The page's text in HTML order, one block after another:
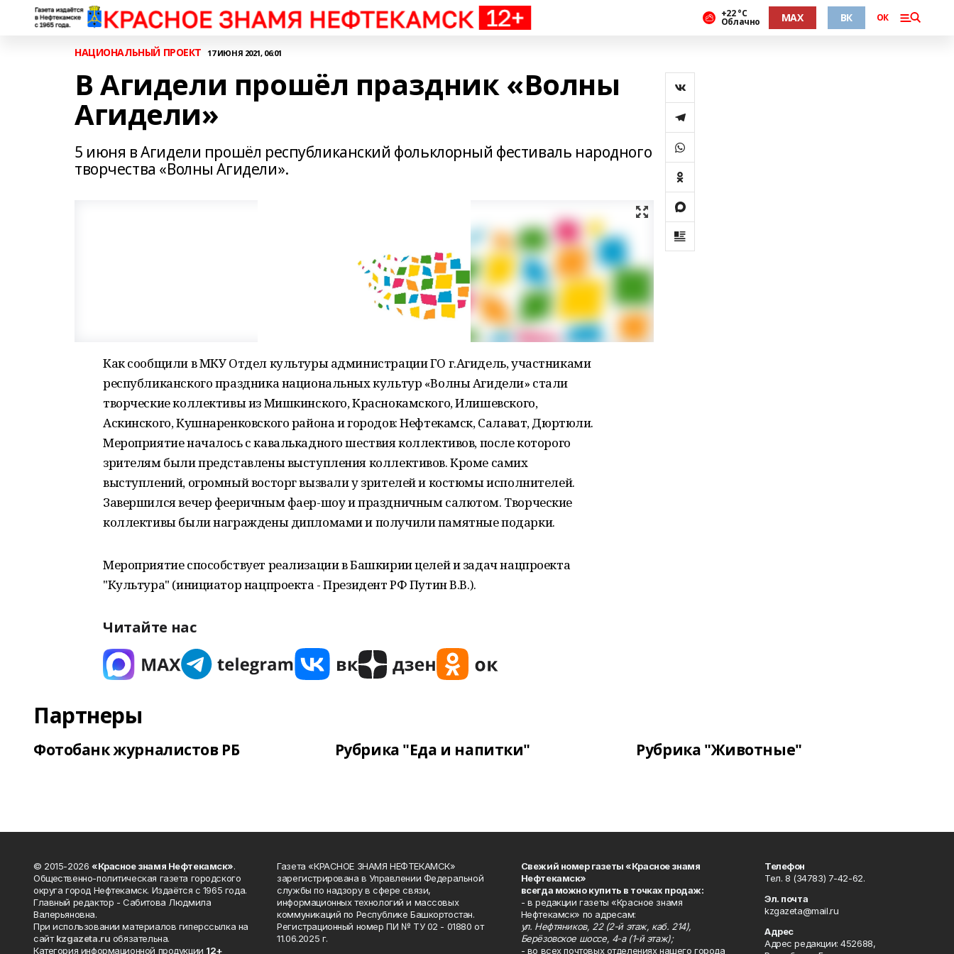
+22 °С
Облачно MAX ВК ОК
НАЦИОНАЛЬНЫЙ ПРОЕКТ 17 ИЮНЯ 2021, 06:01
В Агидели прошёл праздник «Волны
Агидели»
5 июня в Агидели прошёл республиканский фольклорный фестиваль народного
творчества «Волны Агидели».
Как сообщили в МКУ Отдел культуры администрации ГО г.Агидель, участниками
республиканского праздника национальных культур «Волны Агидели» стали
творческие коллективы из Мишкинского, Краснокамского, Илишевского,
Аскинского, Кушнаренковского района и городов: Нефтекамск, Салават, Дюртюли.
Мероприятие началось с кавалькадного шествия коллективов, после которого
зрителям были представлены выступления коллективов. Кроме самих
выступлений, огромный восторг вызвали у зрителей и костюмы исполнителей.
Завершился вечер фееричным фаер-шоу и праздничным салютом. Творческие
коллективы были награждены дипломами и получили памятные подарки.
Мероприятие способствует реализации в Башкирии целей и задач нацпроекта
"Культура" (инициатор нацпроекта - Президент РФ Путин В.В.).
Читайте нас
Партнеры
Фотобанк журналистов РБ Рубрика "Еда и напитки" Рубрика "Животные"
© 2015-2026 «Красное знамя Нефтекамск».
Общественно-политическая газета городского
округа город Нефтекамск. Издаётся с 1965 года.
Главный редактор - Сабитова Людмила
Валерьяновна.
При использовании материалов гиперссылка на
сайтkzgazeta.ru обязательна.
Категория информационной продукции 12+
Газета «КРАСНОЕ ЗНАМЯ НЕФТЕКАМСК»
зарегистрирована в Управлении Федеральной
службы по надзору в сфере связи,
информационных технологий и массовых
коммуникаций по Республике Башкортостан.
Регистрационный номер ПИ № ТУ 02 - 01880 от
11.06.2025 г.
Свежий номер газеты «Красное знамя
Нефтекамск»
всегда можно купить в точках продаж:
- в редакции газеты «Красное знамя
Нефтекамск» по адресам:
ул. Нефтяников, 22 (2-й этаж, каб. 214),
Берёзовское шоссе, 4-а (1-й этаж);
- во всех почтовых отделениях нашего города
Телефон
Тел. 8 (34783) 7-42-62.
Эл. почта
kzgazeta@mail.ru
Адрес
Адрес редакции: 452688,